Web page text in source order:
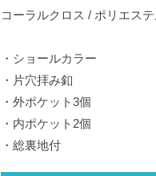
コーラルクロス / ポリエステ
・ショールカラー
・片穴拝み釦
・外ポケット3個
・内ポケット2個
・総裏地付